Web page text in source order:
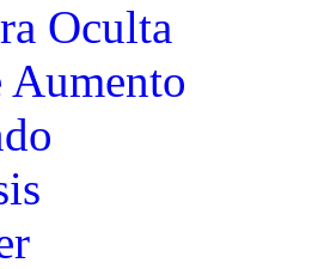
Oculta
Aumento